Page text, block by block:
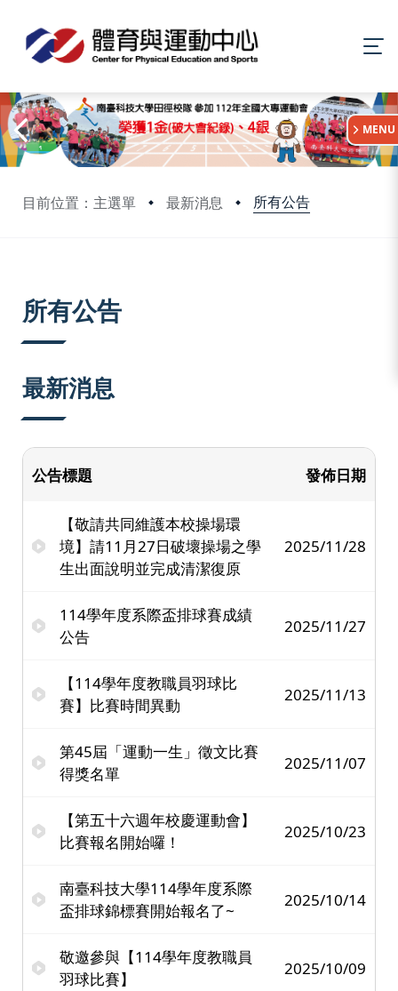
目前位置：主選單 最新消息 所有公告
:::
MENU
所有公告
最新消息
公告標題 發佈日期
【敬請共同維護本校操場環
境】請11月27日破壞操場之學
生出面說明並完成清潔復原
2025/11/28
114學年度系際盃排球賽成績
公告
2025/11/27
【114學年度教職員羽球比
賽】比賽時間異動
2025/11/13
第45屆「運動一生」徵文比賽
得獎名單
2025/11/07
【第五十六週年校慶運動會】
比賽報名開始囉！
2025/10/23
南臺科技大學114學年度系際
盃排球錦標賽開始報名了~
2025/10/14
敬邀參與【114學年度教職員
羽球比賽】
2025/10/09